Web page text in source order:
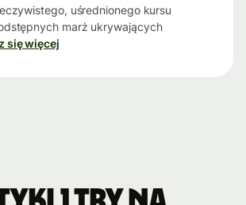
uśrednionego kursu
marż ukrywających
się więcej